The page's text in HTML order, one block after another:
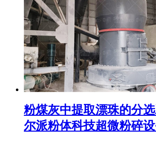
粉煤灰中提取漂珠的分
尔派粉体科技超微粉碎